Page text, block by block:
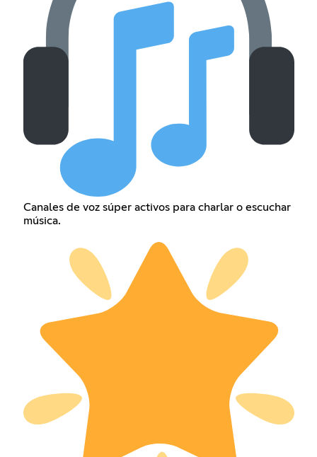
Canales de voz súper activos para charlar o escuchar
música.